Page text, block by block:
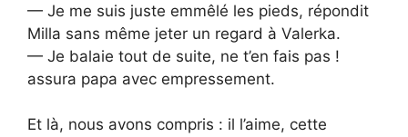
— Je me suis juste emmêlé les pieds, répondit
Milla sans même jeter un regard à Valerka.
— Je balaie tout de suite, ne t’en fais pas !
assura papa avec empressement.
Et là, nous avons compris : il l’aime, cette